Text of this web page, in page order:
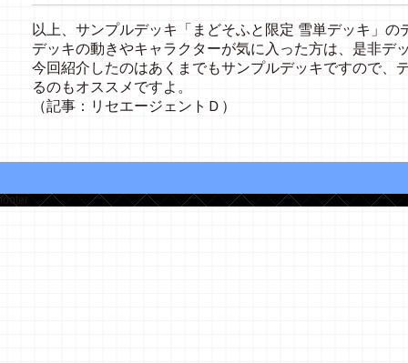
以上、サンプルデッキ「まどそふと限定 雪単デッキ」の
デッキの動きやキャラクターが気に入った方は、是非デ
今回紹介したのはあくまでもサンプルデッキですので、
るのもオススメですよ。
（記事：リセエージェントＤ）
footer